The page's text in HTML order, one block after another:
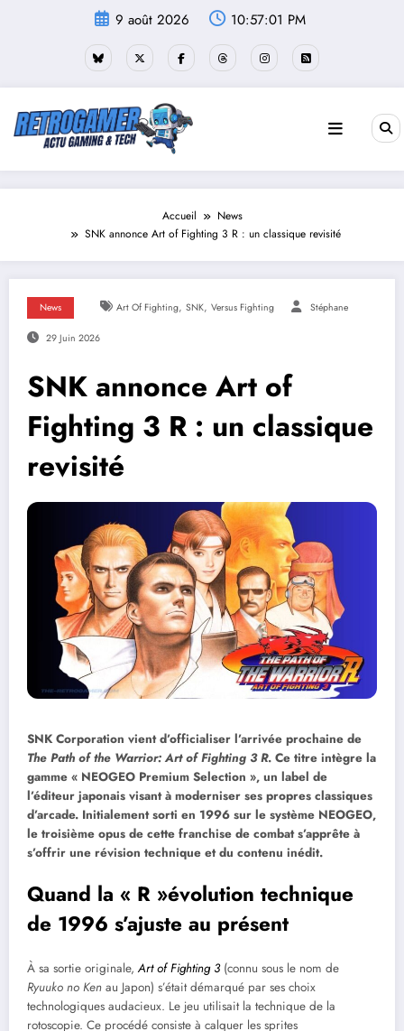
9 août 2026 10:57:02 PM
Accueil
News
SNK annonce Art of Fighting 3 R : un classique revisité
News Art Of Fighting, SNK, Versus Fighting Stéphane
29 Juin 2026
SNK annonce Art of
Fighting 3 R : un classique
revisité
SNK Corporation vient d’officialiser l’arrivée prochaine de
The Path of the Warrior: Art of Fighting 3 R. Ce titre intègre la
gamme « NEOGEO Premium Selection », un label de
l’éditeur japonais visant à moderniser ses propres classiques
d’arcade. Initialement sorti en 1996 sur le système NEOGEO,
le troisième opus de cette franchise de combat s’apprête à
s’offrir une révision technique et du contenu inédit.
Quand la « R »évolution technique
de 1996 s’ajuste au présent
À sa sortie originale,Art of Fighting 3(connu sous le nom de
Ryuuko no Ken au Japon) s’était démarqué par ses choix
technologiques audacieux. Le jeu utilisait la technique de la
rotoscopie. Ce procédé consiste à calquer les sprites